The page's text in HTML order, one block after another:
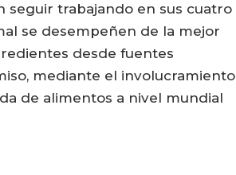
seguir trabajando en sus cuatro
se desempeñen de la mejor
desde fuentes
mediante el involucramiento
de alimentos a nivel mundial